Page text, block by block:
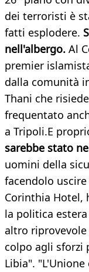
dei terroristi è
fatti esplodere.
nell'albergo. Al
premier
dalla comunità
Thani che
frequentato
a Tripoli.E
sarebbe stato
uomini della
facendolo
Corinthia Hotel,
la politica estera
altro
colpo agli sforzi
Libia".